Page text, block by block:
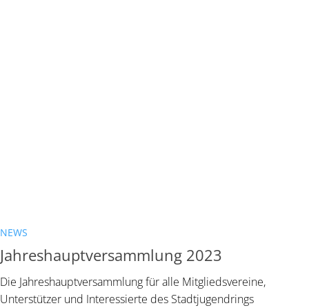
NEWS
Jahreshauptversammlung 2023
Die Jahreshauptversammlung für alle Mitgliedsvereine,
Unterstützer und Interessierte des Stadtjugendrings